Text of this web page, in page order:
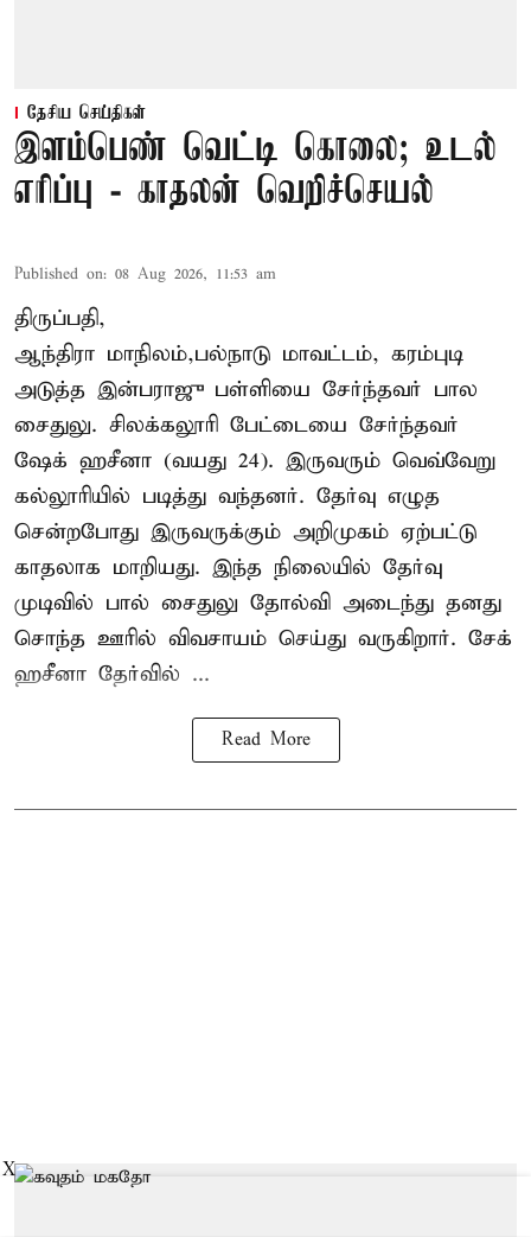
தேசிய செய்திகள்
இளம்பெண் வெட்டி கொலை; உடல்
எரிப்பு - காதலன் வெறிச்செயல்
Published on: 08 Aug 2026, 11:53 am
திருப்பதி,
ஆந்திரா மாநிலம்,பல்நாடு மாவட்டம், கரம்புடி
அடுத்த இன்பராஜு பள்ளியை சேர்ந்தவர் பால
சைதுலு. சிலக்கலூரி பேட்டையை சேர்ந்தவர்
ஷேக் ஹசீனா (வயது 24). இருவரும் வெவ்வேறு
கல்லூரியில் படித்து வந்தனர். தேர்வு எழுத
சென்றபோது இருவருக்கும் அறிமுகம் ஏற்பட்டு
காதலாக மாறியது. இந்த நிலையில் தேர்வு
முடிவில் பால் சைதுலு தோல்வி அடைந்து தனது
சொந்த ஊரில் விவசாயம் செய்து வருகிறார். சேக்
ஹசீனா தேர்வில் ...
Read More
X